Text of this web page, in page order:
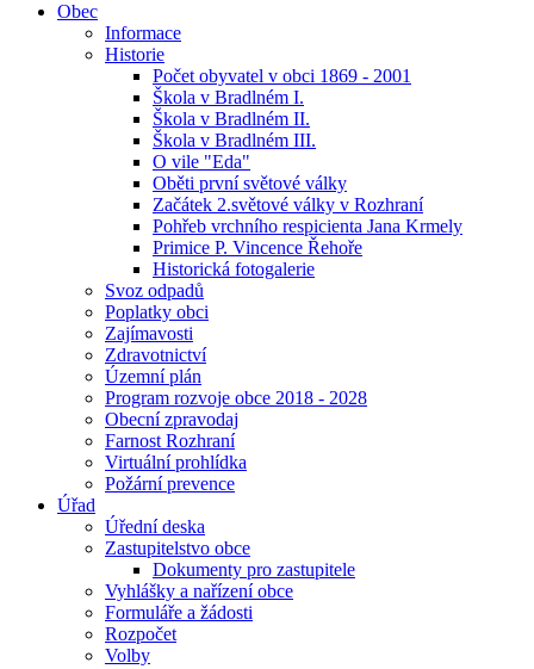
Obec
Informace
Historie
Počet obyvatel v obci 1869 - 2001
Škola v Bradlném I.
Škola v Bradlném II.
Škola v Bradlném III.
O vile "Eda"
Oběti první světové války
Začátek 2.světové války v Rozhraní
Pohřeb vrchního respicienta Jana Krmely
Primice P. Vincence Řehoře
Historická fotogalerie
Svoz odpadů
Poplatky obci
Zajímavosti
Zdravotnictví
Územní plán
Program rozvoje obce 2018 - 2028
Obecní zpravodaj
Farnost Rozhraní
Virtuální prohlídka
Požární prevence
Úřad
Úřední deska
Zastupitelstvo obce
Dokumenty pro zastupitele
Vyhlášky a nařízení obce
Formuláře a žádosti
Rozpočet
Volby